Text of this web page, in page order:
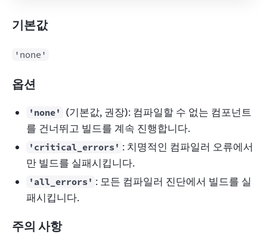
기본값
'none'
옵션
'none'
(기본값, 권장): 컴파일할 수 없는 컴포넌트
를 건너뛰고 빌드를 계속 진행합니다.
'critical_errors' : 치명적인 컴파일러 오류에서
만 빌드를 실패시킵니다.
'all_errors' : 모든 컴파일러 진단에서 빌드를 실
패시킵니다.
주의 사항